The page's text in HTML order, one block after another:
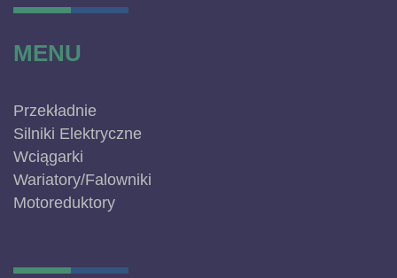
MENU
Przekładnie
Silniki Elektryczne
Wciągarki
Wariatory/Falowniki
Motoreduktory